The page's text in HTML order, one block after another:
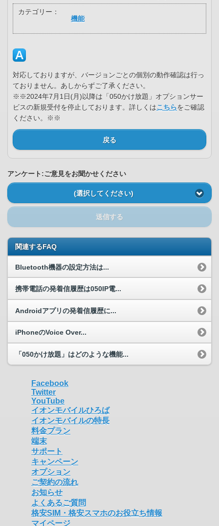
カテゴリー：
機能
対応しておりますが、バージョンごとの個別の動作確認は行っ
ておりません。あしからずご了承ください。
※※2024年7月1日(月)以降は「050かけ放題」オプションサー
ビスの新規受付を停止しております。詳しくはこちらをご確認
ください。※※
戻る
アンケート:ご意見をお聞かせください
(選択してください)
送信する
関連するFAQ
Bluetooth機器の設定方法は...
携帯電話の発着信履歴は050IP電...
Androidアプリの発着信履歴に...
iPhoneのVoice Over...
「050かけ放題」はどのような機能...
Facebook
Twitter
YouTube
イオンモバイルひろば
イオンモバイルの特長
料金プラン
端末
サポート
キャンペーン
オプション
ご契約の流れ
お知らせ
よくあるご質問
格安SIM・格安スマホのお役立ち情報
マイページ